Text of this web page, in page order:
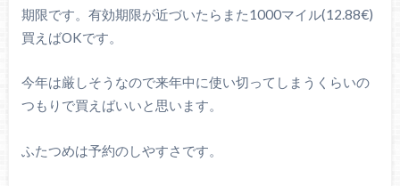
期限です。有効期限が近づいたらまた1000マイル(12.88€)
買えばOKです。
今年は厳しそうなので来年中に使い切ってしまうくらいの
つもりで買えばいいと思います。
ふたつめは予約のしやすさです。